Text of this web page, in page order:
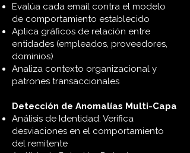
Evalúa cada email contra el modelo
de comportamiento establecido
Aplica gráficos de relación entre
entidades (empleados, proveedores,
dominios)
Analiza contexto organizacional y
patrones transaccionales
Detección de Anomalías Multi-Capa
Análisis de Identidad: Verifica
desviaciones en el comportamiento
del remitente